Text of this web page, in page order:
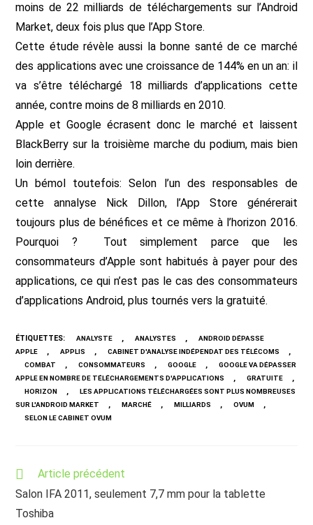
moins de 22 milliards de téléchargements sur l’Android
Market, deux fois plus que l’App Store.
Cette étude révèle aussi la bonne santé de ce marché
des applications avec une croissance de 144% en un an: il
va s’être téléchargé 18 milliards d’applications cette
année, contre moins de 8 milliards en 2010.
Apple et Google écrasent donc le marché et laissent
BlackBerry sur la troisième marche du podium, mais bien
loin derrière.
Un bémol toutefois: Selon l’un des responsables de
cette annalyse Nick Dillon, l’App Store générerait
toujours plus de bénéfices et ce même à l’horizon 2016.
Pourquoi ? Tout simplement parce que les
consommateurs d’Apple sont habitués à payer pour des
applications, ce qui n’est pas le cas des consommateurs
d’applications Android, plus tournés vers la gratuité.
ÉTIQUETTES: ANALYSTE , ANALYSTES ,
ANDROID DÉPASSE
APPLE
, APPLIS , CABINET D'ANALYSE INDÉPENDAT DES TÉLÉCOMS ,
COMBAT , CONSOMMATEURS , GOOGLE ,
GOOGLE VA DÉPASSER
APPLE EN NOMBRE DE TÉLÉCHARGEMENTS D'APPLICATIONS
, GRATUITE ,
HORIZON ,
LES APPLICATIONS TÉLÉCHARGÉES SONT PLUS NOMBREUSES
SUR L'ANDROID MARKET
, MARCHÉ , MILLIARDS , OVUM ,
SELON LE CABINET OVUM
Read
articles
Article précédent
Salon IFA 2011, seulement 7,7 mm pour la tablette
Toshiba